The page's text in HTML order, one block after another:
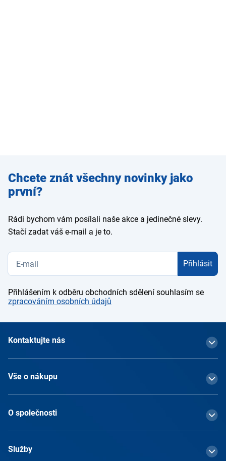
Zadejte
e-mail
Chcete znát všechny novinky jako
první?
Rádi bychom vám posílali naše akce a jedinečné slevy.
Stačí zadat váš e-mail a je to.
Přihlásit
Přihlášením k odběru obchodních sdělení souhlasím se
zpracováním osobních údajů
Kontaktujte nás
Vše o nákupu
O společnosti
Služby